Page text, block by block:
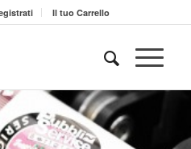
Il tuo Carrello